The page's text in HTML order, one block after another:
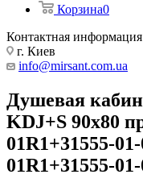
Корзина0
Контактная информация
г. Киев
info@mirsant.com.ua
Душевая
KDJ+S 90x80
01R1+31555-
01R1+31555-